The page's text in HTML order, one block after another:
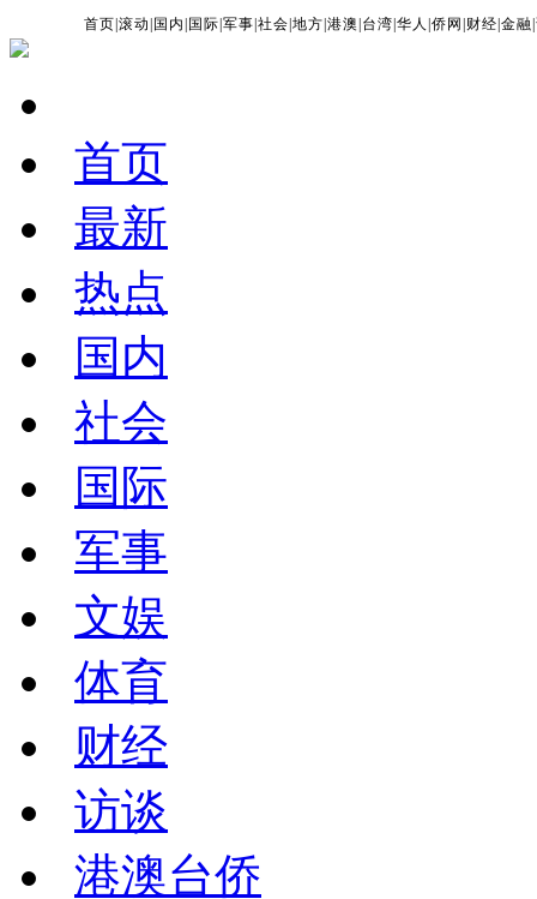
首页 |滚动 国内 国际 |军事 |社会 |地方 |港澳 台湾 |华人 |侨网 财经 |金融 |
首页
最新
热点
国内
社会
国际
军事
文娱
体育
财经
访谈
港澳台侨